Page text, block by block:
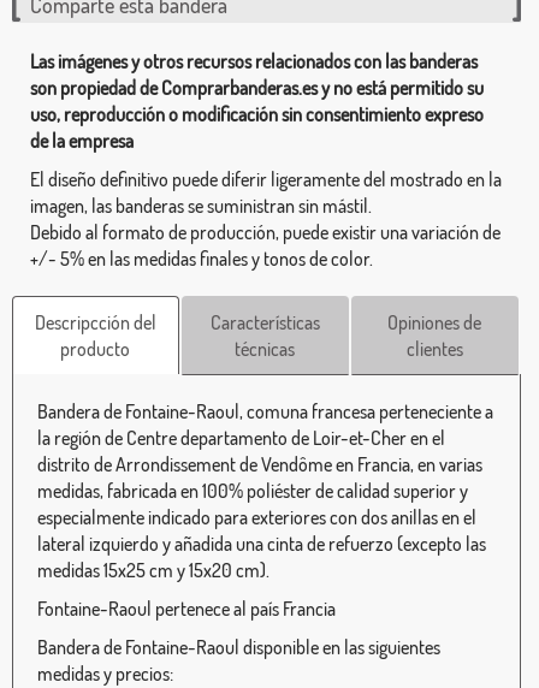
Las imágenes y otros recursos relacionados con las banderas
son propiedad de Comprarbanderas.es y no está permitido su
uso, reproducción o modificación sin consentimiento expreso
de la empresa
El diseño definitivo puede diferir ligeramente del mostrado en la
imagen, las banderas se suministran sin mástil.
Debido al formato de producción, puede existir una variación de
+/- 5% en las medidas finales y tonos de color.
Descripcción del
producto
Características
técnicas
Opiniones de
clientes
Bandera de Fontaine-Raoul, comuna francesa perteneciente a
la región de Centre departamento de Loir-et-Cher en el
distrito de Arrondissement de Vendôme en Francia, en varias
medidas, fabricada en 100% poliéster de calidad superior y
especialmente indicado para exteriores con dos anillas en el
lateral izquierdo y añadida una cinta de refuerzo (excepto las
medidas 15x25 cm y 15x20 cm).
Fontaine-Raoul pertenece al país Francia
Bandera de Fontaine-Raoul disponible en las siguientes
medidas y precios: